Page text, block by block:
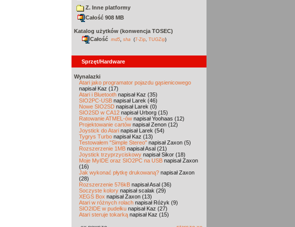
Z. Inne platformy
Całość 908 MB
Katalog użytków (konwencja TOSEC)
Całość md5 sha (7-Zip TUGZip)
Sprzęt/Hardware
Wynalazki
Atari jako programator pojazdu gąsienicowego
napisał Kaz (17)
Atari i Bluetooth napisał Kaz (35)
SIO2PC-USB napisał Larek (46)
Nowe SIO2SD napisał Larek (0)
SIO2SD w CA12 napisał Urborg (15)
Ratowanie ATMEL-ów napisał Yoohaas (12)
Projektowanie cartów napisał Zenon (12)
Joystick do Atari napisał Larek (54)
Tygrys Turbo napisał Kaz (13)
Testowałem "Simple Stereo" napisał Zaxon (5)
Rozszerzenie 1MB napisał Asal (21)
Joystick trzyprzyciskowy napisał Sikor (18)
Moje MyIDE oraz SIO2PC na USB napisał Zaxon
(16)
Jak wykonać płytkę drukowaną? napisał Zaxon
(28)
Rozszerzenie 576kB napisał Asal (36)
Soczyste kolory napisał scalak (29)
XEGS Box napisał Zaxon (13)
Atari w różnych rolach napisał Różyk (9)
SIO2IDE w pudełku napisał Kaz (27)
Atari steruje tokarką napisał Kaz (15)